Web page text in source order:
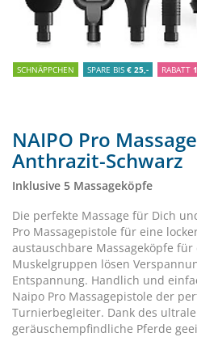
SCHNÄPPCHEN SPARE BIS € 25,- RABATT
NAIPO Pro
Anthrazit-Schwarz
Inklusive 5 Massageköpfe
Die perfekte Massage für Dich
Pro Massagepistole für eine
austauschbare Massageköpfe
Muskelgruppen lösen
Entspannung. Handlich und
Naipo Pro Massagepistole der
Turnierbegleiter. Dank des
geräuschempfindliche Pferde